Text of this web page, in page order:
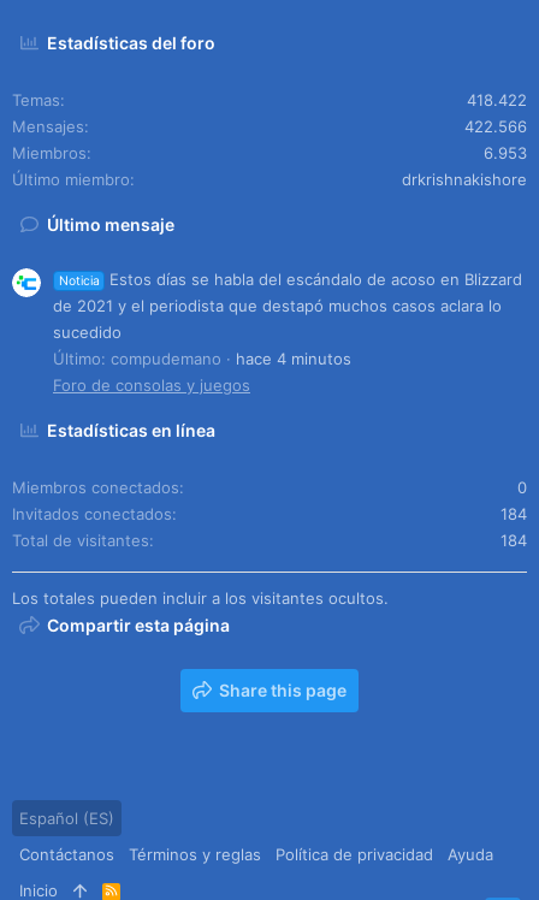
Estadísticas del foro
Temas
418.422
Mensajes
422.566
Miembros
6.953
Último miembro
drkrishnakishore
Último mensaje
Noticia
Estos días se habla del escándalo de acoso en Blizzard
de 2021 y el periodista que destapó muchos casos aclara lo
sucedido
Último: compudemano
hace 4 minutos
Foro de consolas y juegos
Estadísticas en línea
Miembros conectados
0
Invitados conectados
184
Total de visitantes
184
Los totales pueden incluir a los visitantes ocultos.
Compartir esta página
Share this page
Español (ES)
Contáctanos
Términos y reglas Política de privacidad
Ayuda
Inicio
R